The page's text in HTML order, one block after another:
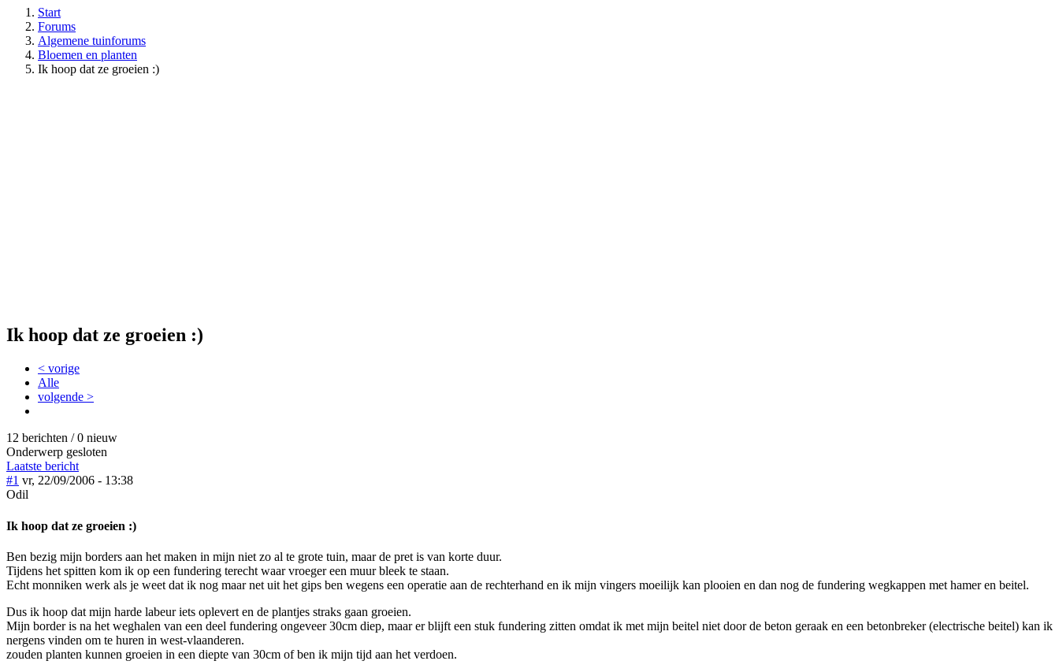
Start
Forums
Algemene tuinforums
Bloemen en planten
Ik hoop dat ze groeien :)
Ik hoop dat ze groeien :)
< vorige
Alle
volgende >
12 berichten / 0 nieuw
Onderwerp gesloten
Laatste bericht
#1 vr, 22/09/2006 - 13:38
Odil
Ik hoop dat ze groeien :)
Ben bezig mijn borders aan het maken in mijn niet zo al te grote tuin, maar de pret is van korte duur.
Tijdens het spitten kom ik op een fundering terecht waar vroeger een muur bleek te staan.
Echt monniken werk als je weet dat ik nog maar net uit het gips ben wegens een operatie aan de rechterhand en ik mijn vingers moeilijk kan plooien en dan nog de fundering wegkappen met hamer en beitel.
Dus ik hoop dat mijn harde labeur iets oplevert en de plantjes straks gaan groeien.
Mijn border is na het weghalen van een deel fundering ongeveer 30cm diep, maar er blijft een stuk fundering zitten omdat ik met mijn beitel niet door de beton geraak en een betonbreker (electrische beitel) kan ik
nergens vinden om te huren in west-vlaanderen.
zouden planten kunnen groeien in een diepte van 30cm of ben ik mijn tijd aan het verdoen.